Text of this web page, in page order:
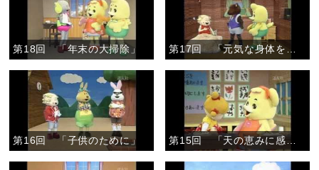
第18回 「年末の大掃除」 第17回 「元気な身体をありがとう」
第16回 「子供のために」